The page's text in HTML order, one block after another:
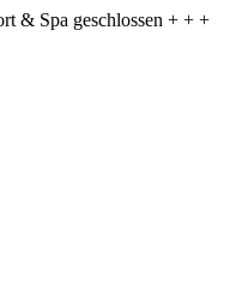
& Spa geschlossen + + +